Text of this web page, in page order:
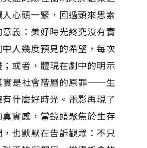
心頭一緊，回過頭來思索
義：美好時光終究沒有實
人幾度預見的希望，每次
或者，體現在劇中的明示
實是社會階層的原罪──生
什麼好時光。電影再現了
實感，當鏡頭聚焦於生存
也默默在告訴觀眾：不只